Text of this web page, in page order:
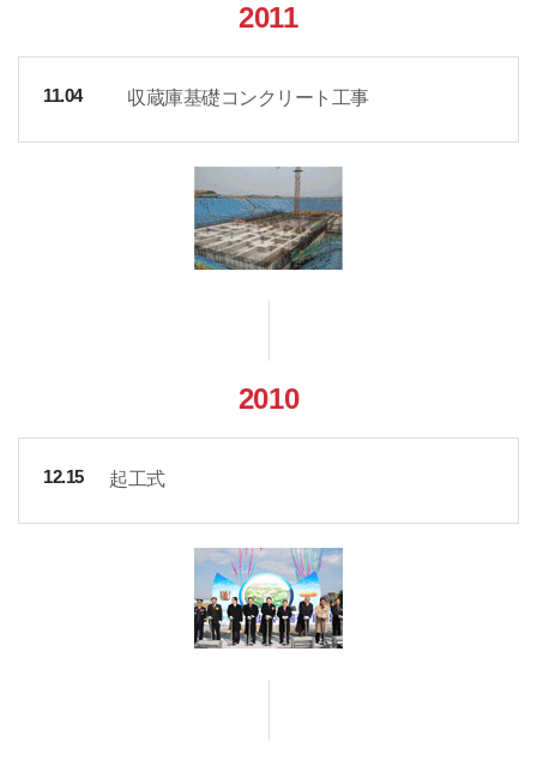
2011
11.04 収蔵庫基礎コンクリート工事
2010
12.15 起工式